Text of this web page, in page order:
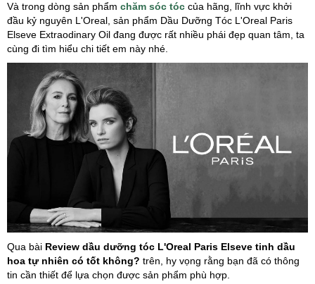
Và trong dòng sản phẩm chăm sóc tóc của hãng, lĩnh vực khởi
đầu kỷ nguyên L'Oreal, sản phẩm Dầu Dưỡng Tóc L'Oreal Paris
Elseve Extraodinary Oil đang được rất nhiều phái đẹp quan tâm, ta
cùng đi tìm hiểu chi tiết em này nhé.
Qua bài Review dầu dưỡng tóc L'Oreal Paris Elseve tinh dầu
hoa tự nhiên có tốt không? trên, hy vọng rằng bạn đã có thông
tin cần thiết để lựa chọn được sản phẩm phù hợp.